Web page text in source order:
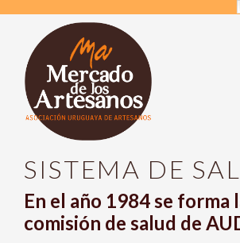
SISTEMA DE
En el año 1984 se forma
comisión de salud de